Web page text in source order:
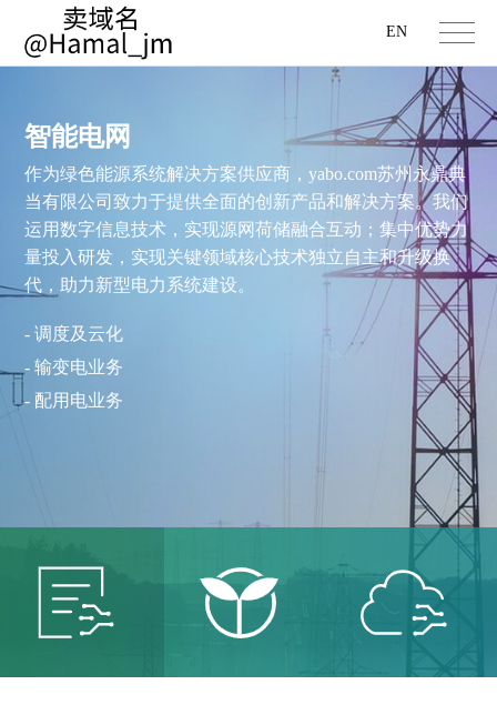
EN
智能电网
作为绿色能源系统解决方案供应商，yabo.com苏州永鼎典
当有限公司致力于提供全面的创新产品和解决方案。我们
运用数字信息技术，实现源网荷储融合互动；集中优势力
量投入研发，实现关键领域核心技术独立自主和升级换
代，助力新型电力系统建设。
- 调度及云化
- 输变电业务
- 配用电业务